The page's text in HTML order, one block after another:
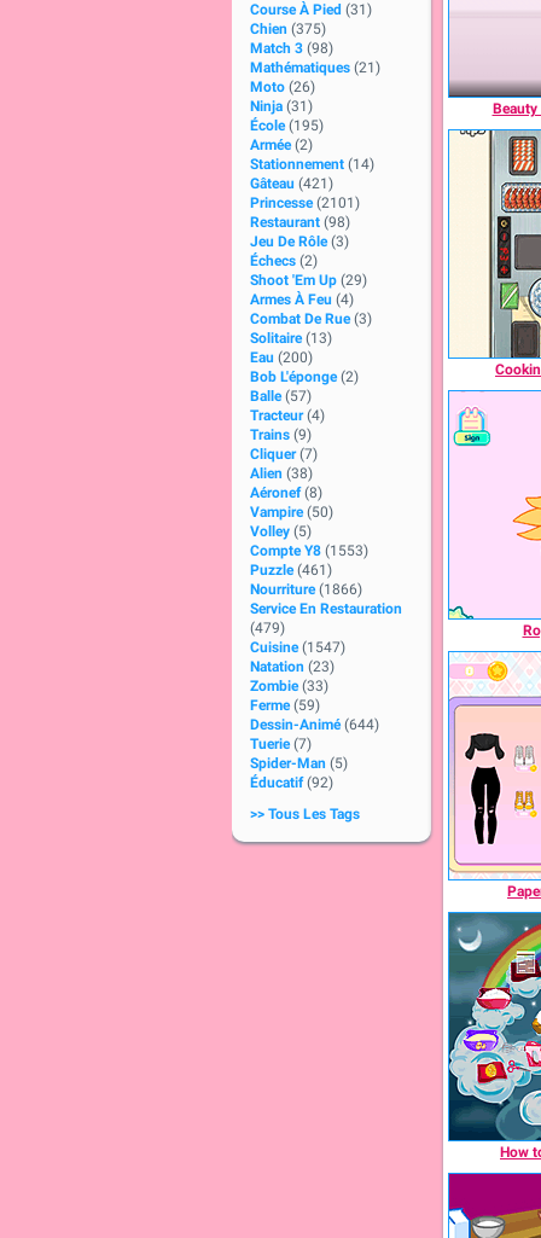
Course À Pied (31)
Chien (375)
Match 3 (98)
Mathématiques (21)
Moto (26)
Ninja (31)
École (195)
Armée (2)
Stationnement (14)
Gâteau (421)
Princesse (2101)
Restaurant (98)
Jeu De Rôle (3)
Échecs (2)
Shoot 'Em Up (29)
Armes À Feu (4)
Combat De Rue (3)
Solitaire (13)
Eau (200)
Bob L'éponge (2)
Balle (57)
Tracteur (4)
Trains (9)
Cliquer (7)
Alien (38)
Aéronef (8)
Vampire (50)
Volley (5)
Compte Y8 (1553)
Puzzle (461)
Nourriture (1866)
Service En Restauration
(479)
Cuisine (1547)
Natation (23)
Zombie (33)
Ferme (59)
Dessin-Animé (644)
Tuerie (7)
Spider-Man (5)
Éducatif (92)
>> Tous Les Tags
Beauty
How